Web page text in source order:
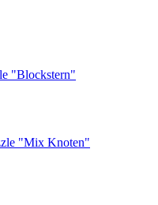
"Blockstern"
"Mix Knoten"